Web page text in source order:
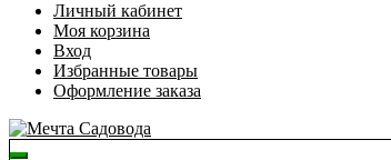
Личный кабинет
Моя корзина
Вход
Избранные товары
Оформление заказа